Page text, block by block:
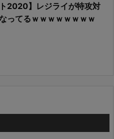
ト2020】レジライが特攻対
ってるｗｗｗｗｗｗｗｗ